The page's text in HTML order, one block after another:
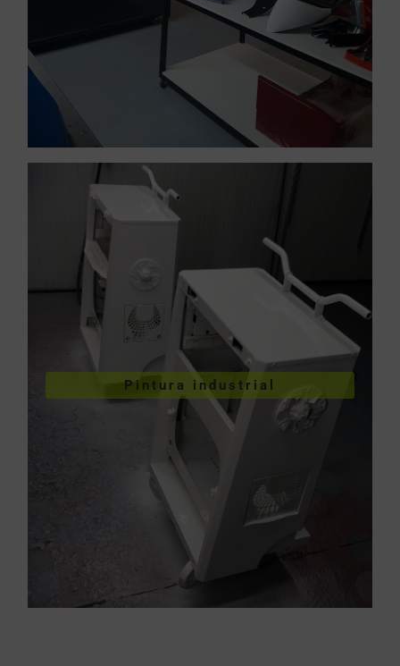
Pintura industrial
Pintura de piezas
industriales
VER PINTURA INDUSTRIAL